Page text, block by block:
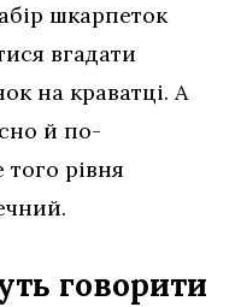
шкарпеток
вгадати
на краватці. А
й по-
рівня
говорити